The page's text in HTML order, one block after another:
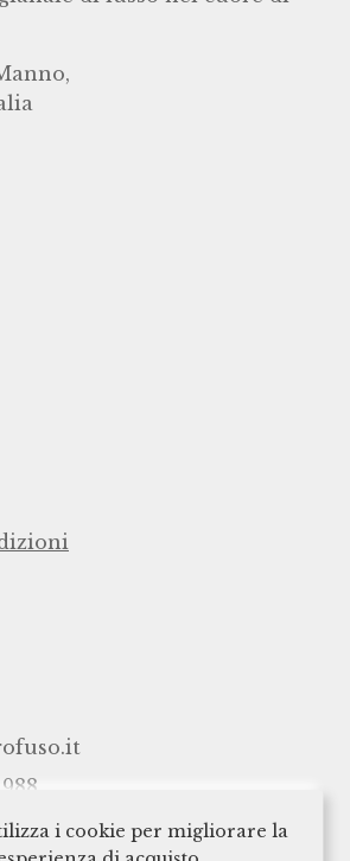
i cookie per migliorare la